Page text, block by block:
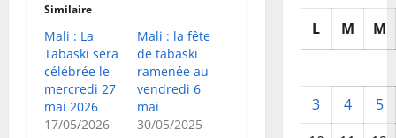
Similaire
Mali : La
Tabaski sera
célébrée le
mercredi 27
mai 2026
17/05/2026
Mali : la fête
de tabaski
ramenée au
vendredi 6
mai
30/05/2025
L M M
3 4
5